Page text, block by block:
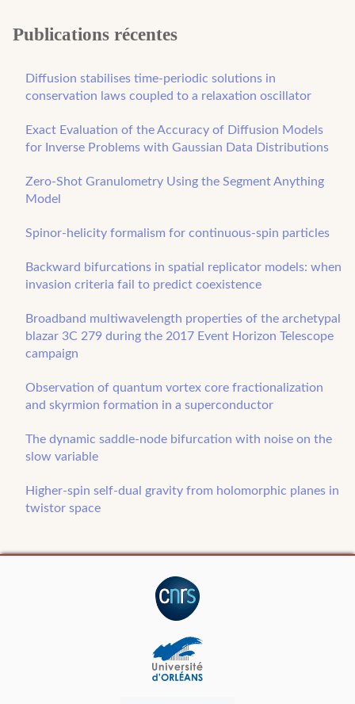
Publications récentes
Diffusion stabilises time-periodic solutions in
conservation laws coupled to a relaxation oscillator
Exact Evaluation of the Accuracy of Diffusion Models
for Inverse Problems with Gaussian Data Distributions
Zero-Shot Granulometry Using the Segment Anything
Model
Spinor-helicity formalism for continuous-spin particles
Backward bifurcations in spatial replicator models: when
invasion criteria fail to predict coexistence
Broadband multiwavelength properties of the archetypal
blazar 3C 279 during the 2017 Event Horizon Telescope
campaign
Observation of quantum vortex core fractionalization
and skyrmion formation in a superconductor
The dynamic saddle-node bifurcation with noise on the
slow variable
Higher-spin self-dual gravity from holomorphic planes in
twistor space